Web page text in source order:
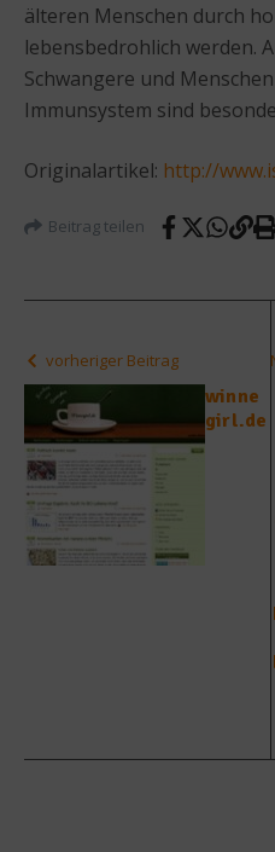
älteren Menschen durch
lebensbedrohlich werden.
Schwangere und
Immunsystem sind
Originalartikel: http://
Beitrag teilen
vorheriger Beitrag
winne
girl.de